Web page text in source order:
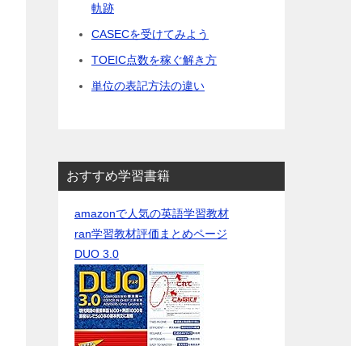
軌跡
CASECを受けてみよう
TOEIC点数を稼ぐ解き方
単位の表記方法の違い
おすすめ学習書籍
amazonで人気の英語学習教材
ran学習教材評価まとめページ
DUO 3.0